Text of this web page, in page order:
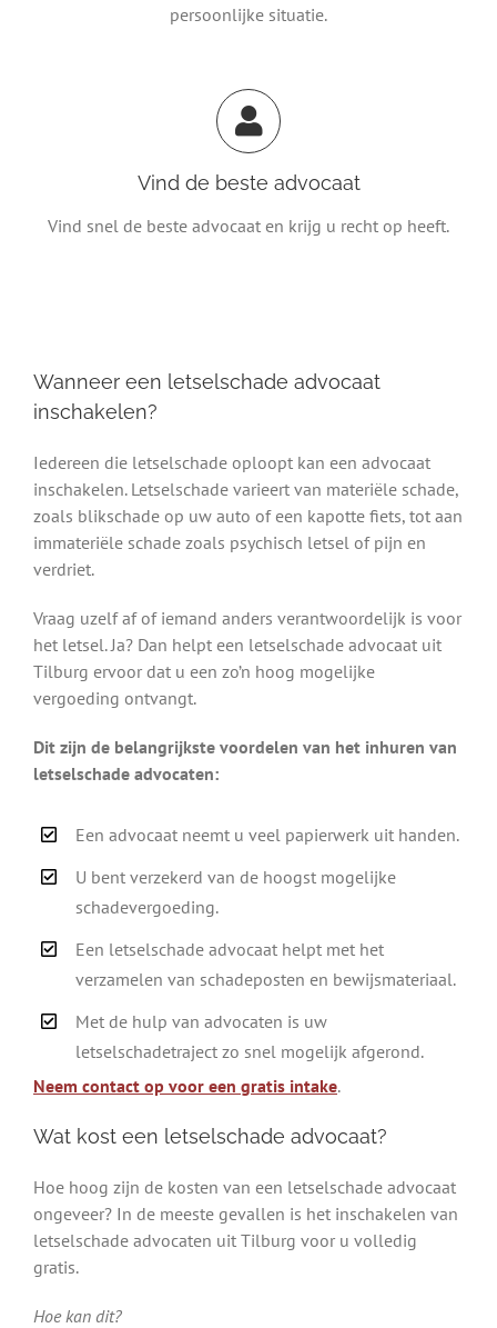
persoonlijke situatie.
Vind de beste advocaat
Vind snel de beste advocaat en krijg u recht op heeft.
Wanneer een letselschade advocaat
inschakelen?
Iedereen die letselschade oploopt kan een advocaat
inschakelen. Letselschade varieert van materiële schade,
zoals blikschade op uw auto of een kapotte fiets, tot aan
immateriële schade zoals psychisch letsel of pijn en
verdriet.
Vraag uzelf af of iemand anders verantwoordelijk is voor
het letsel. Ja? Dan helpt een letselschade advocaat uit
Tilburg ervoor dat u een zo’n hoog mogelijke
vergoeding ontvangt.
Dit zijn de belangrijkste voordelen van het inhuren van
letselschade advocaten:
Een advocaat neemt u veel papierwerk uit handen.
U bent verzekerd van de hoogst mogelijke
schadevergoeding.
Een letselschade advocaat helpt met het
verzamelen van schadeposten en bewijsmateriaal.
Met de hulp van advocaten is uw
letselschadetraject zo snel mogelijk afgerond.
Neem contact op voor een gratis intake.
Wat kost een letselschade advocaat?
Hoe hoog zijn de kosten van een letselschade advocaat
ongeveer? In de meeste gevallen is het inschakelen van
letselschade advocaten uit Tilburg voor u volledig
gratis.
Hoe kan dit?